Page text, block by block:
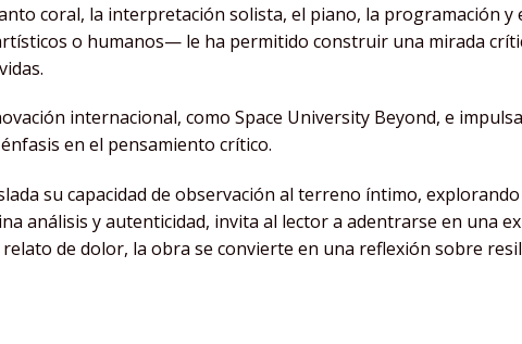
coral, la interpretación solista, el piano, la programación
o humanos— le ha permitido construir una mirada
internacional, como Space University Beyond, e
en el pensamiento crítico.
su capacidad de observación al terreno íntimo,
análisis y autenticidad, invita al lector a adentrarse en una
de dolor, la obra se convierte en una reflexión sobre